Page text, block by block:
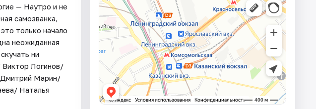
— Наутро и не
самозванка,
только начало
неожиданная
ни
Виктор Логинов/
Дмитрий Марин/
Наталья